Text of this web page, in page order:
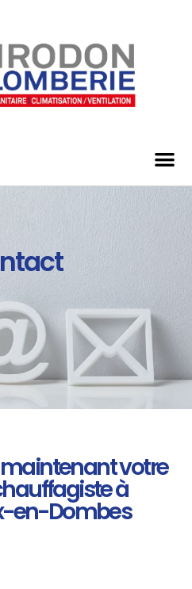
votre
à
en-Dombes